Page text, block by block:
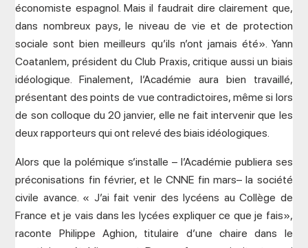
économiste espagnol. Mais il faudrait dire clairement que,
dans nombreux pays, le niveau de vie et de protection
sociale sont bien meilleurs qu’ils n’ont jamais été». Yann
Coatanlem, président du Club Praxis, critique aussi un biais
idéologique. Finalement, l’Académie aura bien travaillé,
présentant des points de vue contradictoires, même si lors
de son colloque du 20 janvier, elle ne fait intervenir que les
deux rapporteurs qui ont relevé des biais idéologiques.
Alors que la polémique s’installe – l’Académie publiera ses
préconisations fin février, et le CNNE fin mars– la société
civile avance. « J’ai fait venir des lycéens au Collège de
France et je vais dans les lycées expliquer ce que je fais»,
raconte Philippe Aghion, titulaire d’une chaire dans le